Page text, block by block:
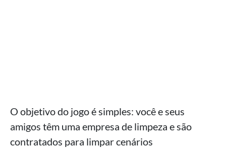
O objetivo do jogo é simples: você e seus
amigos têm uma empresa de limpeza e são
contratados para limpar cenários